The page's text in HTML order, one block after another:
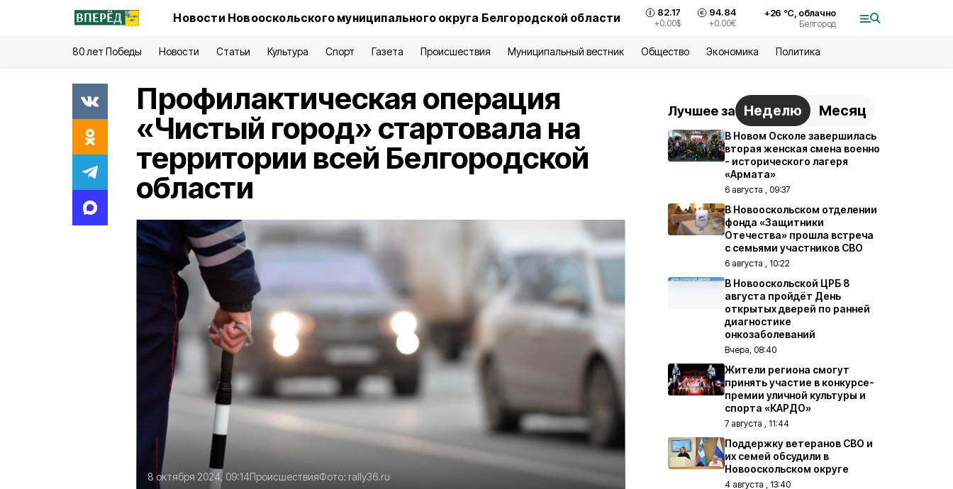
Новости Новооскольского муниципального округа Белгородской области 82.17
+0.00$
94.84
+0.00€
+26 °С, облачно
Белгород
80 лет Победы Новости Статьи Культура Спорт Газета Происшествия Муниципальный вестник Общество Экономика Политика
Профилактическая операция
«Чистый город» стартовала на
территории всей Белгородской
области
8 октября 2024, 09:14ПроисшествияФото: rally36.ru
Лучшее за Неделю Месяц
В Новом Осколе завершилась
вторая женская смена военно
- исторического лагеря
«Армата»
6 августа , 09:37
В Новооскольском отделении
фонда «Защитники
Отечества» прошла встреча
с семьями участников СВО
6 августа , 10:22
В Новооскольской ЦРБ 8
августа пройдёт День
открытых дверей по ранней
диагностике
онкозаболеваний
Вчера, 08:40
Жители региона смогут
принять участие в конкурсе-
премии уличной культуры и
спорта «КАРДО»
7 августа , 11:44
Поддержку ветеранов СВО и
их семей обсудили в
Новооскольском округе
4 августа , 13:40